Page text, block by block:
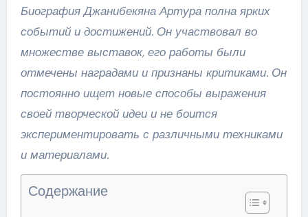
Биография Джанибекяна Артура полна ярких
событий и достижений. Он участвовал во
множестве выставок, его работы были
отмечены наградами и признаны критиками. Он
постоянно ищет новые способы выражения
своей творческой идеи и не боится
экспериментировать с различными техниками
и материалами.
Содержание